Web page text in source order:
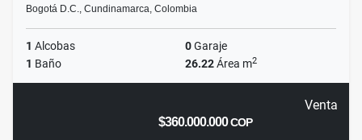
Bogotá D.C., Cundinamarca, Colombia
1 Alcobas 0Garaje
1 Baño 26.22Área m2
Venta
$360.000.000COP